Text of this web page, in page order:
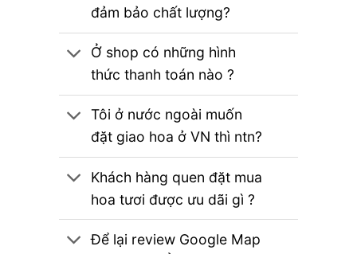
đảm bảo chất lượng?
Ở shop có những hình
thức thanh toán nào ?
Tôi ở nước ngoài muốn
đặt giao hoa ở VN thì ntn?
Khách hàng quen đặt mua
hoa tươi được ưu dãi gì ?
Để lại review Google Map